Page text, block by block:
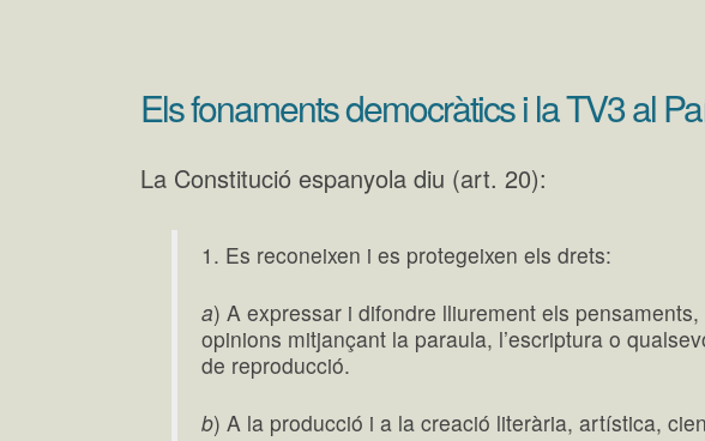
Els fonaments democràtics i la TV3 al
La Constitució espanyola diu (art. 20):
1. Es reconeixen i es protegeixen els drets:
a) A expressar i difondre lliurement els
opinions mitjançant la paraula, l’escriptura o
de reproducció.
b) A la producció i a la creació literària, artística,